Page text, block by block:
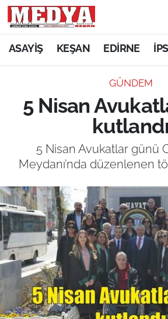
ASAYİŞ KEŞAN EDİRNE
GÜNDEM
5 Nisan
kutlandı
5 Nisan Avukatlar günü
Meydanı’nda düzenlenen
KEŞAN
ASAYİŞ
GÜNDEM
EKONOMİ
SAĞLIK
EĞİTİM
TARIM VE HAYVANCILIK
KÜLTÜR SANAT